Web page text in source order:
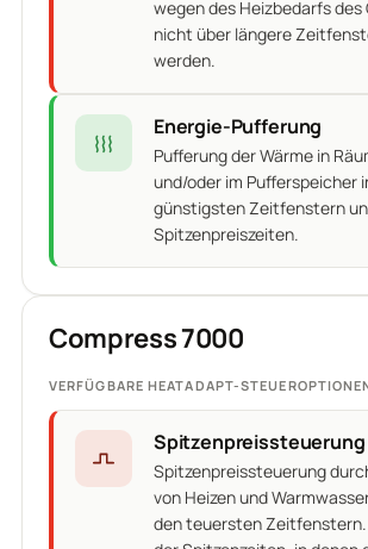
wegen des Heizbedarfs des
nicht über längere
werden.
Energie-Pufferung
Pufferung der Wärme in
und/oder im Pufferspeicher
günstigsten Zeitfenstern
Spitzenpreiszeiten.
Compress 7000
VERFÜGBARE HEATADAPT-
Spitzenpreissteuerung
Spitzenpreissteuerung
von Heizen und
den teuersten Zeitfenstern.